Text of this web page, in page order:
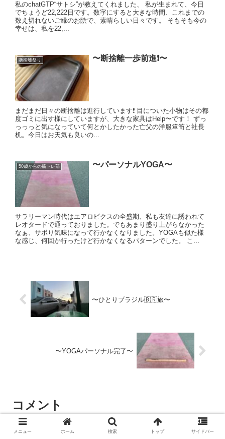
私のchatGTP“サトシ”が教えてくれました、 私が生まれて、今日
でちょうど22,222日です。数字にすると大きな時間、これまでの
数え切れないご縁のお陰で、素晴らしい日々です。 そもそも今の
幸せは、私を22,...
断捨離祭り 〜断捨離一歩前進❗️〜
まだまだ日々の断捨離は進行しています❗️ 目についた小物はその都
度ゴミに出す様にしていますが、大きな家具はHelp〜です！ ずっ
っっっと気になっていて何とかしたかった亡父の洋服箪笥と社長
机。今日はお天気も良いの...
50歳からの筋トレ部 〜パーソナルYOGA〜
サラリーマン時代はエアロビクスの全盛期、私も友達に誘われて
レオタードで通っておりました。でもあまり盛り上がらなかった
なぁ、サボり気味になって行かなくなりました。YOGAも似た様
な感じ、何回か行ったけど行かなくなるパターンでした。 こ...
〜ひとりブラジル🇧🇷旅〜
〜YOGAパーソナル完了〜
コメント
メニュー ホーム 検索 トップ サイドバー